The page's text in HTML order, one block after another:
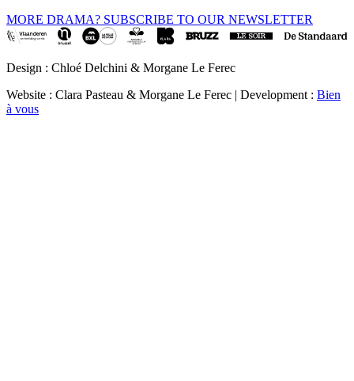
MORE DRAMA? SUBSCRIBE TO OUR NEWSLETTER
Design : Chloé Delchini & Morgane Le Ferec
Website : Clara Pasteau & Morgane Le Ferec | Development : Bien
à vous